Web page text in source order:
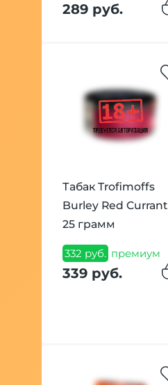
289 руб.
Табак Trofimoffs
Burley Red Currant
25 грамм
332 руб. премиум
339 руб.